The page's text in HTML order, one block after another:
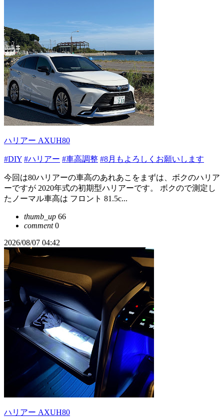
ハリアー AXUH80
#DIY #ハリアー #車高調整 #8月もよろしくお願いします
今回は80ハリアーの車高のあれあこをまずは、ボクのハリア
ーですが 2020年式の初期型ハリアーです。 ボクので測定し
たノーマル車高は フロント 81.5c...
thumb_up 66
comment0
2026/08/07 04:42
ハリアー AXUH80